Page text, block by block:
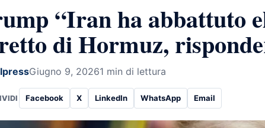
“Iran ha abbattuto
di Hormuz,
Giugno 9, 20261 min di lettura
Facebook X LinkedIn WhatsApp Email